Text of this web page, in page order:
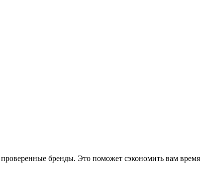
бренды. Это поможет сэкономить вам